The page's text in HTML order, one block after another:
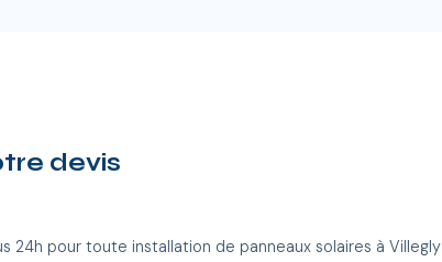
devis
24h pour toute installation de panneaux solaires à Villegly